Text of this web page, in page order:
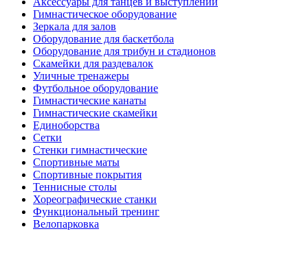
Гимнастическое оборудование
Зеркала для залов
Оборудование для баскетбола
Оборудование для трибун и стадионов
Скамейки для раздевалок
Уличные тренажеры
Футбольное оборудование
Гимнастические канаты
Гимнастические скамейки
Единоборства
Сетки
Стенки гимнастические
Спортивные маты
Спортивные покрытия
Теннисные столы
Хореографические станки
Функциональный тренинг
Велопарковка